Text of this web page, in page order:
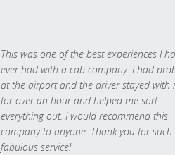
This was one of the best experiences I
ever had with a cab company. I had
at the airport and the driver stayed with
for over an hour and helped me sort
everything out. I would recommend this
company to anyone. Thank you for such
fabulous service!